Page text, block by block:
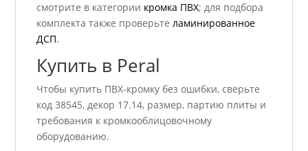
смотрите в категории кромка ПВХ; для подбора
комплекта также проверьтеламинированное
ДСП.
Купить в Peral
Чтобы купить ПВХ-кромку без ошибки, сверьте
код 38545, декор 17.14, размер, партию плиты и
требования к кромкооблицовочному
оборудованию.